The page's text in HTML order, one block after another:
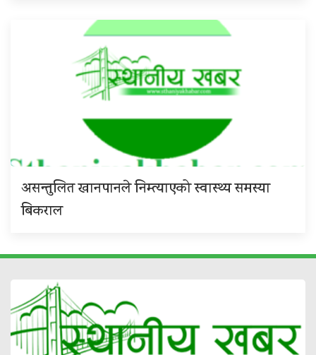
असन्तुलित खानपानले निम्त्याएको स्वास्थ्य समस्या
बिकराल